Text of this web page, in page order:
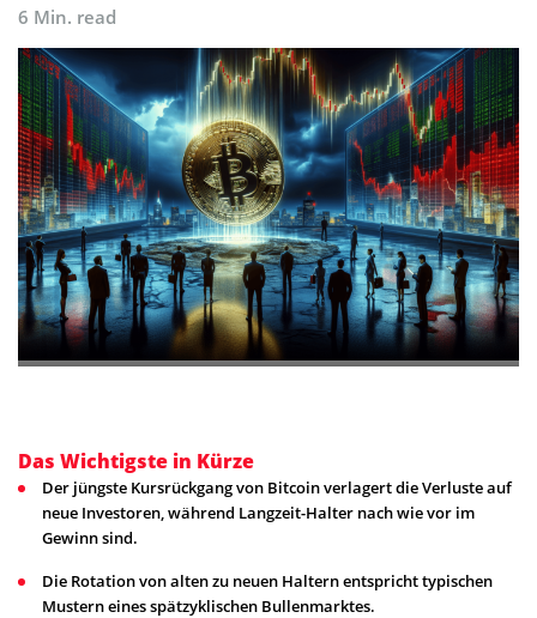
6 Min. read
Das Wichtigste in Kürze
Der jüngste Kursrückgang von Bitcoin verlagert die Verluste auf
neue Investoren, während Langzeit-Halter nach wie vor im
Gewinn sind.
Die Rotation von alten zu neuen Haltern entspricht typischen
Mustern eines spätzyklischen Bullenmarktes.